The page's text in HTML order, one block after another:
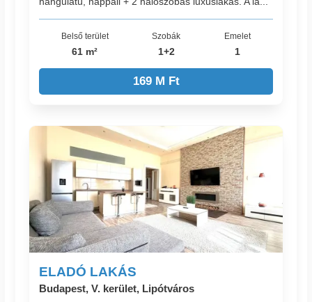
Belső terület
61 m²
Szobák
1+2
Emelet
1
169 M Ft
ELADÓ LAKÁS
Budapest, V. kerület, Lipótváros